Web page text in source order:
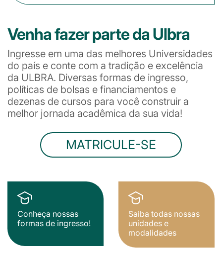
Venha fazer parte da Ulbra
Ingresse em uma das melhores Universidades
do país e conte com a tradição e excelência
da ULBRA. Diversas formas de ingresso,
políticas de bolsas e financiamentos e
dezenas de cursos para você construir a
melhor jornada acadêmica da sua vida!
MATRICULE-SE
Conheça nossas
formas de ingresso!
Saiba todas nossas
unidades e
modalidades